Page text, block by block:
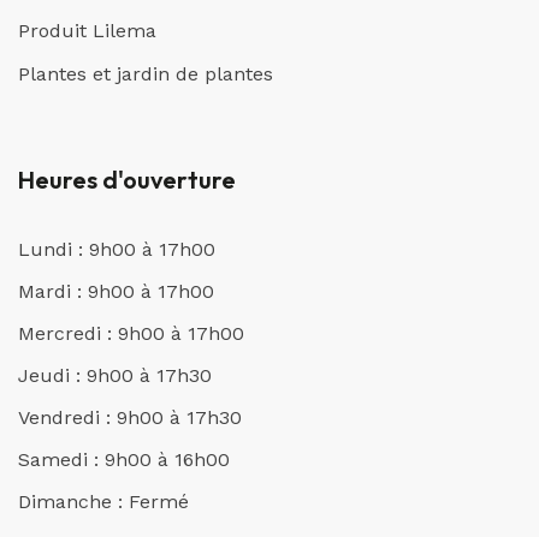
Produit Lilema
Plantes et jardin de plantes
Heures d'ouverture
Lundi : 9h00 à 17h00
Mardi : 9h00 à 17h00
Mercredi : 9h00 à 17h00
Jeudi : 9h00 à 17h30
Vendredi : 9h00 à 17h30
Samedi : 9h00 à 16h00
Dimanche : Fermé